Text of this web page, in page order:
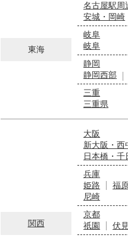
東海
名古屋駅周
安城・岡崎
岐阜
岐阜
静岡
静岡西部
三重
三重県
関西
大阪
新大阪・西
日本橋・千
兵庫
姫路
福
尼崎
京都
祇園
伏